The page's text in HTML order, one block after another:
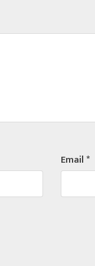
Email*